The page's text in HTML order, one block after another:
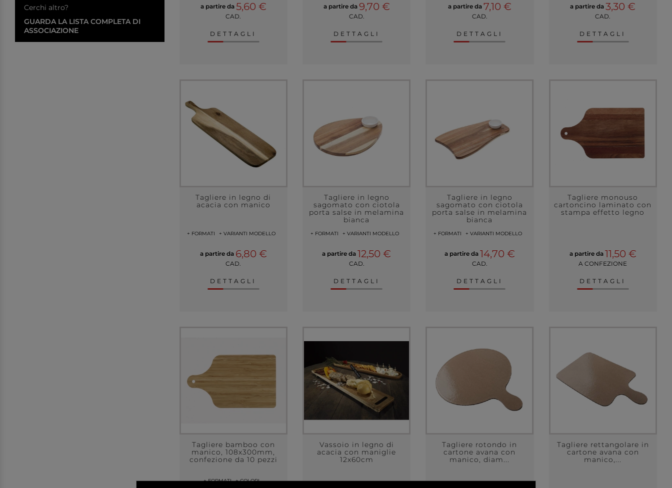
Cerchi altro?
GUARDA LA LISTA COMPLETA DI
ASSOCIAZIONE
a partire da 5,60 €
CAD.
DETTAGLI
a partire da 9,70 €
CAD.
DETTAGLI
a partire da 7,10 €
CAD.
DETTAGLI
a partire da 3,30 €
CAD.
DETTAGLI
Tagliere in legno di
acacia con manico
+ FORMATI + VARIANTI MODELLO
a partire da 6,80 €
CAD.
DETTAGLI
Tagliere in legno
sagomato con ciotola
porta salse in melamina
bianca
+ FORMATI + VARIANTI MODELLO
a partire da 12,50 €
CAD.
DETTAGLI
Tagliere in legno
sagomato con ciotola
porta salse in melamina
bianca
+ FORMATI + VARIANTI MODELLO
a partire da 14,70 €
CAD.
DETTAGLI
Tagliere monouso
cartoncino laminato con
stampa effetto legno
a partire da 11,50 €
A CONFEZIONE
DETTAGLI
Tagliere bamboo con
manico, 108x300mm,
confezione da 10 pezzi
+ FORMATI
+ COLORI
Vassoio in legno di
acacia con maniglie
12x60cm
Tagliere rotondo in
cartone avana con
manico, diam...
Tagliere rettangolare in
cartone avana con
manico,...